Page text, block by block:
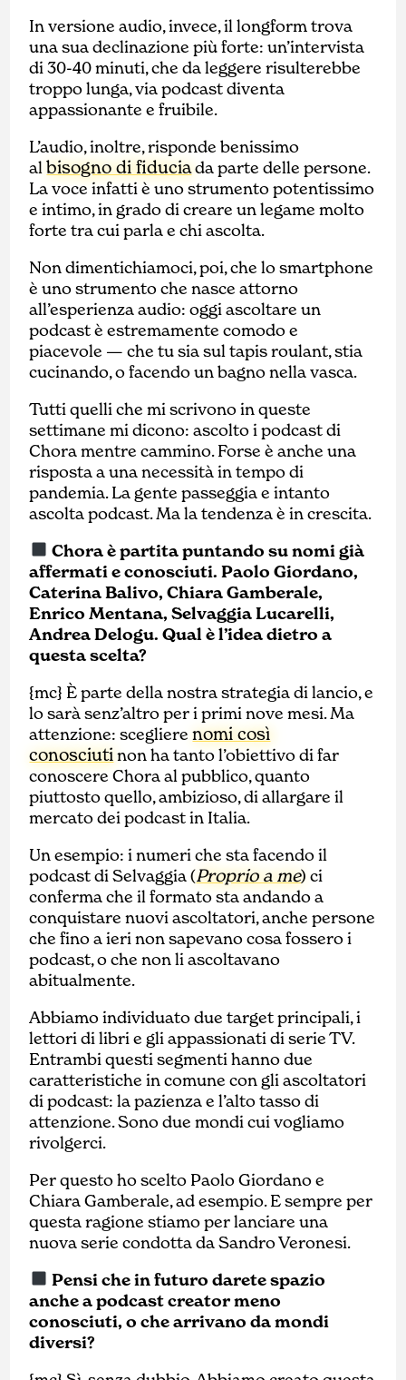
In versione audio, invece, il longform trova
una sua declinazione più forte: un’intervista
di 30-40 minuti, che da leggere risulterebbe
troppo lunga, via podcast diventa
appassionante e fruibile.
L’audio, inoltre, risponde benissimo
albisogno di fiduciada parte delle persone.
La voce infatti è uno strumento potentissimo
e intimo, in grado di creare un legame molto
forte tra cui parla e chi ascolta.
Non dimentichiamoci, poi, che lo smartphone
è uno strumento che nasce attorno
all’esperienza audio: oggi ascoltare un
podcast è estremamente comodo e
piacevole — che tu sia sul tapis roulant, stia
cucinando, o facendo un bagno nella vasca.
Tutti quelli che mi scrivono in queste
settimane mi dicono: ascolto i podcast di
Chora mentre cammino. Forse è anche una
risposta a una necessità in tempo di
pandemia. La gente passeggia e intanto
ascolta podcast. Ma la tendenza è in crescita.
Chora è partita puntando su nomi già
affermati e conosciuti. Paolo Giordano,
Caterina Balivo, Chiara Gamberale,
Enrico Mentana, Selvaggia Lucarelli,
Andrea Delogu. Qual è l’idea dietro a
questa scelta?
{mc} È parte della nostra strategia di lancio, e
lo sarà senz’altro per i primi nove mesi. Ma
attenzione: sceglierenomi così
conosciuti non ha tanto l’obiettivo di far
conoscere Chora al pubblico, quanto
piuttosto quello, ambizioso, di allargare il
mercato dei podcast in Italia.
Un esempio: i numeri che sta facendo il
podcast di Selvaggia (Proprio a me) ci
conferma che il formato sta andando a
conquistare nuovi ascoltatori, anche persone
che fino a ieri non sapevano cosa fossero i
podcast, o che non li ascoltavano
abitualmente.
Abbiamo individuato due target principali, i
lettori di libri e gli appassionati di serie TV.
Entrambi questi segmenti hanno due
caratteristiche in comune con gli ascoltatori
di podcast: la pazienza e l’alto tasso di
attenzione. Sono due mondi cui vogliamo
rivolgerci.
Per questo ho scelto Paolo Giordano e
Chiara Gamberale, ad esempio. E sempre per
questa ragione stiamo per lanciare una
nuova serie condotta da Sandro Veronesi.
Pensi che in futuro darete spazio
anche a podcast creator meno
conosciuti, o che arrivano da mondi
diversi?